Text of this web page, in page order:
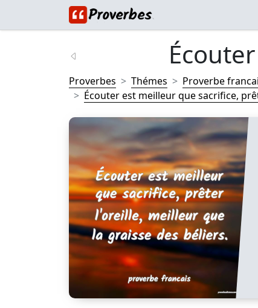
Proverbes Thémes
Proverbe
Écouter est meilleur que sacrifice,